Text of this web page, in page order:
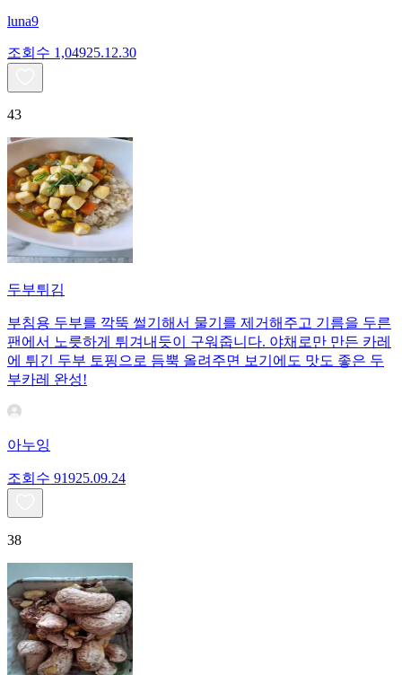
luna9
조회수 1,04925.12.30
43
두부튀김
부침용 두부를 깍뚝 썰기해서 물기를 제거해주고 기름을 두른
팬에서 노릇하게 튀겨내듯이 구워줍니다. 야채로만 만든 카레
에 튀긴 두부 토핑으로 듬뿍 올려주면 보기에도 맛도 좋은 두
부카레 완성!
아누잉
조회수 91925.09.24
38